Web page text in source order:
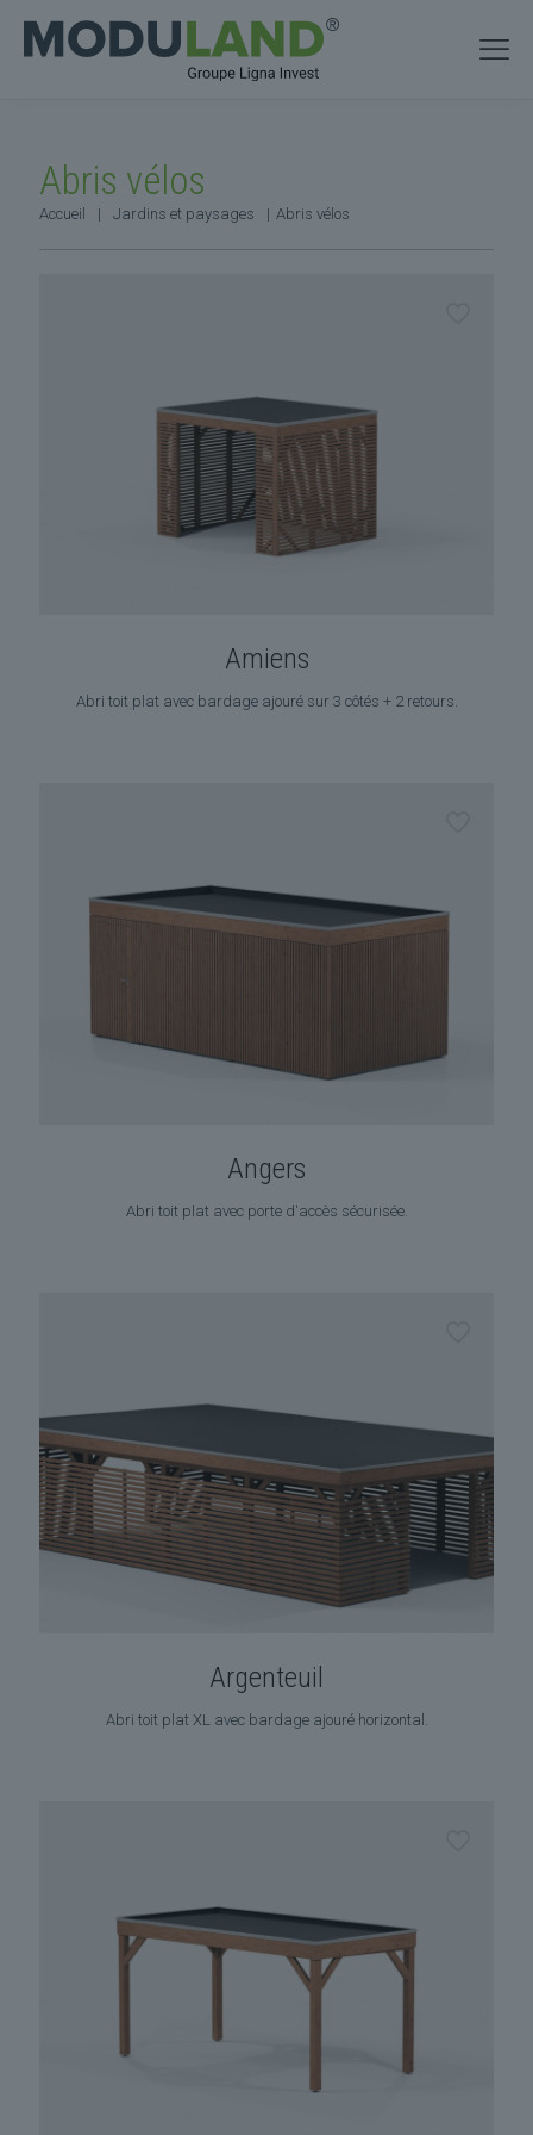
Abris vélos
Accueil | Jardins et paysages | Abris vélos
Amiens
Abri toit plat avec bardage ajouré sur 3 côtés + 2 retours.
Angers
Abri toit plat avec porte d'accès sécurisée.
Argenteuil
Abri toit plat XL avec bardage ajouré horizontal.